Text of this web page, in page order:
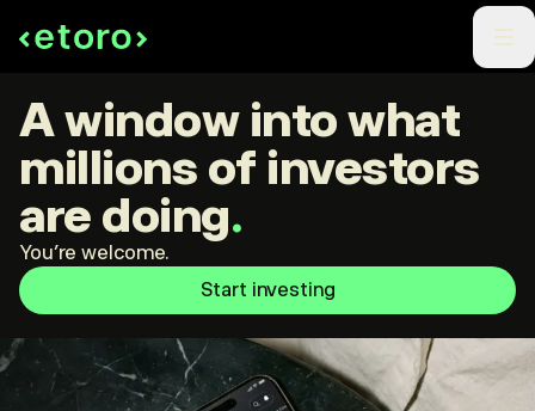
A window into what
millions of investors
are doing.
You're welcome.
Start investing